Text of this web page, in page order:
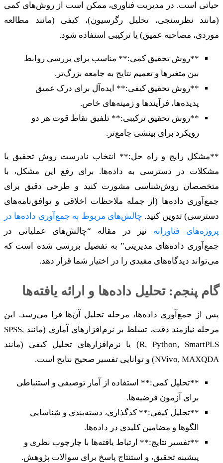
حیاتی است. در مدیریت فناوری، ممکن است از روش‌های کمی
(مانند نظرسنجی، تحلیل رگرسیون)، کیفی (مانند مطالعه
موردی، مصاحبه عمیق) یا ترکیبی استفاده شود.
**روش تحقیق کمی:** مناسب برای بررسی روابط
بین متغیرها و تعمیم نتایج به جامعه بزرگ‌تر.
**روش تحقیق کیفی:** ایده‌آل برای درک عمیق
پدیده‌ها، فرآیندها و زمینه‌های خاص.
**روش تحقیق ترکیبی:** تلفیق نقاط قوت هر دو
رویکرد برای بینشی جامع‌تر.
**مشکل رایج و راه حل:** انتخاب نادرست روش تحقیق یا
مشکلات در دسترسی به داده‌ها. برای رفع این مشکل، با
متخصصان روش‌شناسی مشورت کنید و طرحی دقیق برای
جمع‌آوری داده‌ها (از جمله ملاحظات اخلاقی و توافق‌نامه‌های
دسترسی) تدوین کنید. چالش‌های مربوط به جمع‌آوری داده‌ها در
پروژه‌های فناورانه نیز در مقاله “چالش‌های عملیاتی در
جمع‌آوری داده‌های مدیریتی” به تفصیل بررسی شده است که
می‌تواند دیدگاه‌های مفیدی را در اختیار شما قرار دهد.
گام پنجم: تحلیل داده‌ها و ارائه یافته‌ها
پس از جمع‌آوری داده‌ها، مرحله تحلیل آن‌ها فرا می‌رسد. این
مرحله نیازمند دقت، تسلط بر نرم‌افزارهای آماری (مانند SPSS,
R, Python, SmartPLS) یا نرم‌افزارهای تحلیل کیفی (مانند
NVivo, MAXQDA) و توانایی تفسیر صحیح نتایج است.
**تحلیل کمی:** استفاده از آمار توصیفی و استنباطی
برای آزمون فرضیه‌ها.
**تحلیل کیفی:** کدگذاری، دسته‌بندی و شناسایی
الگوها و مضامین کلیدی در داده‌ها.
**تفسیر نتایج:** ارتباط یافته‌ها با چارچوب نظری و
پیشینه تحقیق، و استنتاج پاسخ برای سوالات پژوهش.